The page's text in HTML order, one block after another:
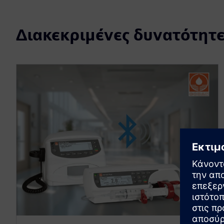
Διακεκριμένες